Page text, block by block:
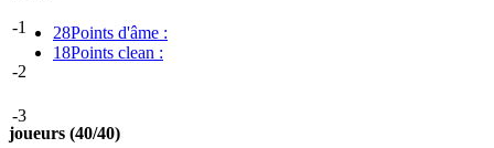
-1
-2
-3
28Points d'âme :
18Points clean :
joueurs (40/40)